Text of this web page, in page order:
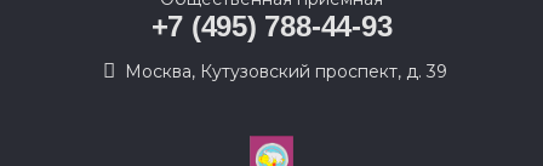
+7 (495) 788-44-93
Москва, Кутузовский проспект, д. 39